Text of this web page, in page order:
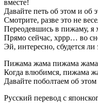
вместе!
Давайте петь об этом и об
Смотрите, разве это не
Переодевшись в пижаму, я
Прямо сейчас, хррр… во
Эй, интересно, сбудется
Пижама жама пижама
Когда влюбимся, пижама
Давайте поболтаем об
Русский перевод с